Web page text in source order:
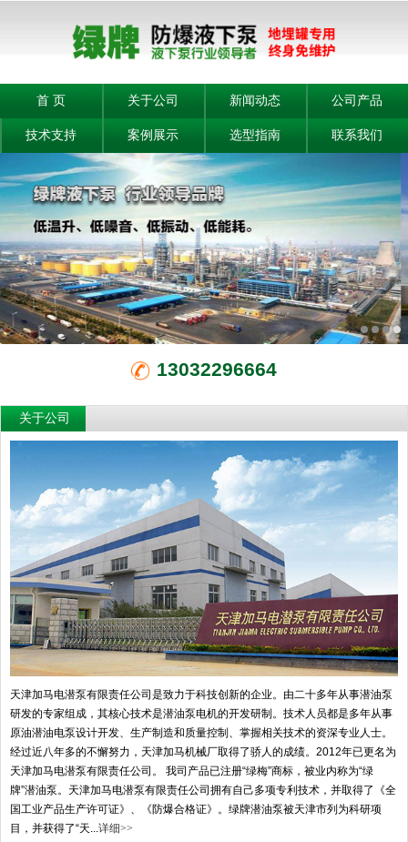
首 页 关于公司 新闻动态 公司产品
技术支持 案例展示 选型指南 联系我们
13032296664
关于公司
天津加马电潜泵有限责任公司是致力于科技创新的企业。由二十多年从事潜油泵
研发的专家组成，其核心技术是潜油泵电机的开发研制。技术人员都是多年从事
原油潜油电泵设计开发、生产制造和质量控制、掌握相关技术的资深专业人士。
经过近八年多的不懈努力，天津加马机械厂取得了骄人的成绩。2012年已更名为
天津加马电潜泵有限责任公司。 我司产品已注册“绿梅”商标，被业内称为“绿
牌”潜油泵。天津加马电潜泵有限责任公司拥有自己多项专利技术，并取得了《全
国工业产品生产许可证》、《防爆合格证》。绿牌潜油泵被天津市列为科研项
目，并获得了“天...详细>>